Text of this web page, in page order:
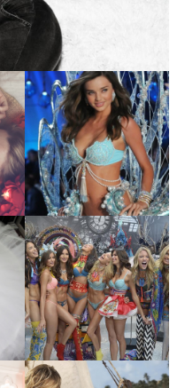
LA ALTURA DE LAS
MODELOS MAS
ALTAS
¿QUIERES SABER
LA EDAD Y ALTURA
DE LAS MODELOS
VICTORIA'S
SECRET 2017?